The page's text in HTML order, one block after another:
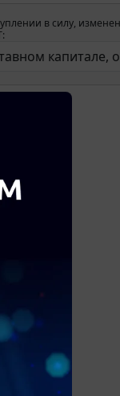
в силу,